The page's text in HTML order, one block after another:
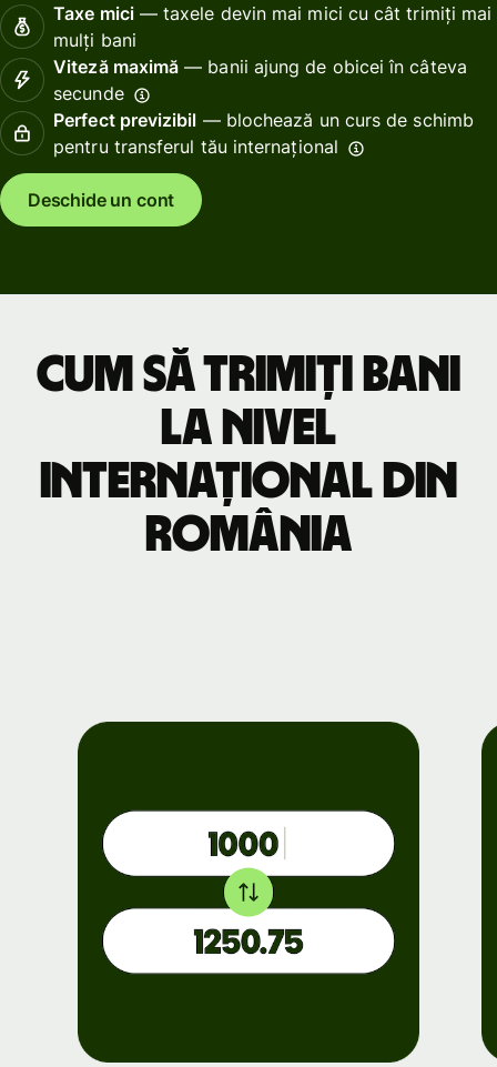
Taxe mici— taxele devin mai mici cu cât trimiți mai
mulți bani
Viteză maximă — banii ajung de obicei în câteva
secunde
Perfect previzibil — blochează un curs de schimb
pentru transferul tău internațional
Deschide un cont
Cum să trimiți bani
la nivel
internațional din
România